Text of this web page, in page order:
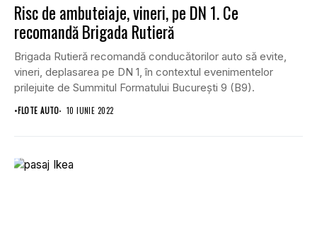
Risc de ambuteiaje, vineri, pe DN 1. Ce
recomandă Brigada Rutieră
Brigada Rutieră recomandă conducătorilor auto să evite,
vineri, deplasarea pe DN 1, în contextul evenimentelor
prilejuite de Summitul Formatului Bucureşti 9 (B9).
•FLOTE AUTO 10 IUNIE 2022